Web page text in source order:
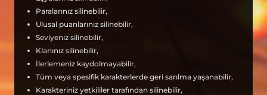
Paralarınız silinebilir,
Ulusal puanlarınız silinebilir,
Seviyeniz silinebilir,
Klanınız silinebilir,
İlerlemeniz kaydolmayabilir,
Tüm veya spesifik karakterlerde geri sarılma yaşanabilir,
Karakteriniz yetkililer tarafından silinebilir,